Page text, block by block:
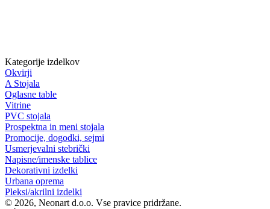
Kategorije izdelkov
Okvirji
A Stojala
Oglasne table
Vitrine
PVC stojala
Prospektna in meni stojala
Promocije, dogodki, sejmi
Usmerjevalni stebrički
Napisne/imenske tablice
Dekorativni izdelki
Urbana oprema
Pleksi/akrilni izdelki
© 2026, Neonart d.o.o. Vse pravice pridržane.